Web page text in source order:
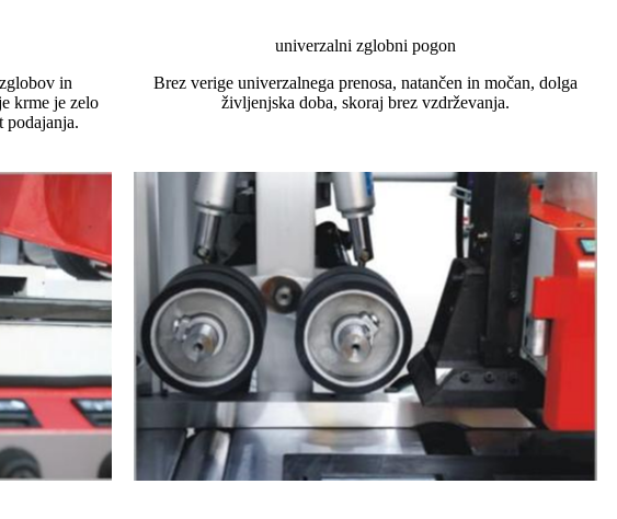
in
krme je zelo
podajanja.
univerzalni zglobni pogon
Brez verige univerzalnega prenosa, natančen in močan, dolga
življenjska doba, skoraj brez vzdrževanja.